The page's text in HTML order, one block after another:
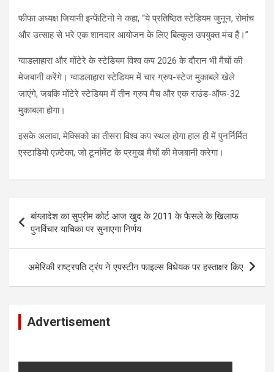
फीफा अध्यक्ष जियानी इन्फेंटिनो ने कहा, “ये प्रतिष्ठित स्टेडियम जुनून, रोमांच
और उत्साह से भरे एक शानदार आयोजन के लिए बिल्कुल उपयुक्त मंच हैं।”
ग्वाडलाहारा और मोंटेरे के स्टेडियम विश्व कप 2026 के दौरान भी मैचों की
मेजबानी करेंगे। ग्वाडलाहारा स्टेडियम में चार ग्रुप-स्टेज मुकाबले खेले
जाएंगे, जबकि मोंटेरे स्टेडियम में तीन ग्रुप मैच और एक राउंड-ऑफ-32
मुकाबला होगा।
इसके अलावा, मेक्सिको का तीसरा विश्व कप स्थल होगा हाल ही में पुनर्निर्मित
एस्टाडियो एज़्टेका, जो टूर्नामेंट के प्रमुख मैचों की मेजबानी करेगा।
navigation
बांग्लादेश का सुप्रीम कोर्ट आज खुद के 2011 के फैसले के खिलाफ
पुनर्विचार याचिका पर सुनाएगा निर्णय
अमेरिकी राष्ट्रपति ट्रंप ने एपस्टीन फाइल्स विधेयक पर हस्ताक्षर किए
Advertisement